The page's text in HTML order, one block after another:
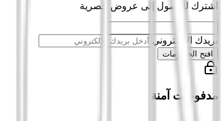
اشترك للوصول إلى عروض حصرية
بريدك الإلكتروني
افتح الخصومات
مدفوعات آمنة